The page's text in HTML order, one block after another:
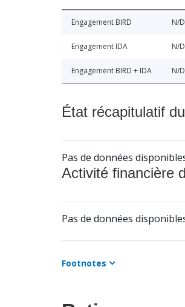
Engagement BIRD N/D
Engagement IDA N/D
Engagement BIRD + IDA N/D
État récapitulatif
Pas de données
Activité financière
Pas de données
Footnotes